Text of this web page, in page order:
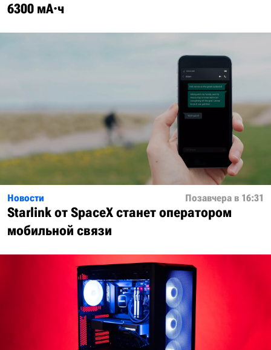
6300 мА·ч
Новости Позавчера в 16:31
Starlink от SpaceX станет оператором
мобильной связи